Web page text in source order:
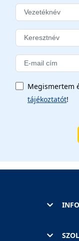
Megismertem
tájékoztatót!